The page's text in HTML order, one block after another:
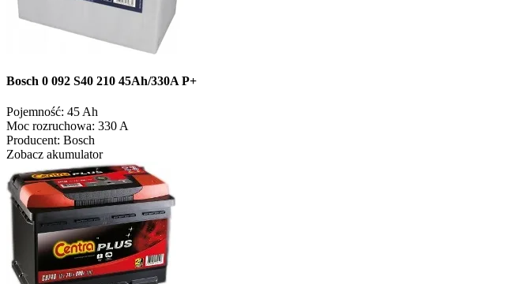
Bosch 0 092 S40 210 45Ah/330A P+
Pojemność: 45 Ah
Moc rozruchowa: 330 A
Producent: Bosch
Zobacz akumulator